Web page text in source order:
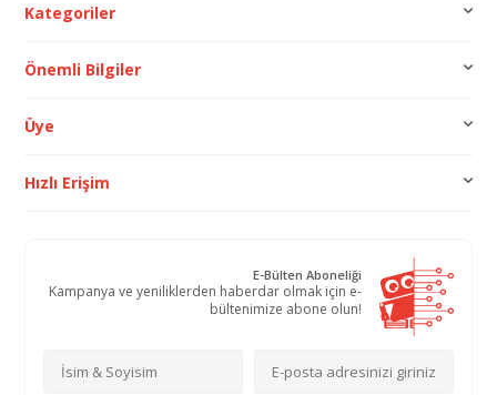
Kategoriler
Önemli Bilgiler
Üye
Hızlı Erişim
E-Bülten Aboneliği
Kampanya ve yeniliklerden haberdar olmak için e-
bültenimize abone olun!